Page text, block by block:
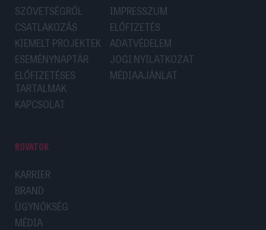
SZÖVETSÉGRŐL
CSATLAKOZÁS
KIEMELT PROJEKTEK
ESEMÉNYNAPTÁR
ELŐFIZETÉSES
TARTALMAK
KAPCSOLAT
IMPRESSZUM
ELŐFIZETÉS
ADATVÉDELEM
JOGI NYILATKOZAT
MÉDIAAJÁNLAT
ROVATOK
KARRIER
BRAND
ÜGYNÖKSÉG
MÉDIA